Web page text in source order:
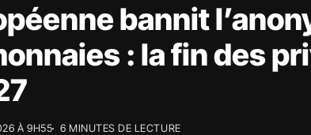
bannit
: la fin des
À 9H55 6 MINUTES DE LECTURE